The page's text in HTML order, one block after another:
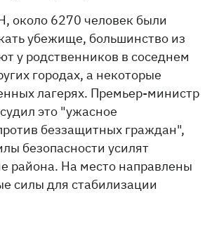
около 6270 человек были
убежище, большинство из
у родственников в соседнем
городах, а некоторые
лагерях. Премьер-министр
это "ужасное
беззащитных граждан",
безопасности усилят
района. На место направлены
силы для стабилизации